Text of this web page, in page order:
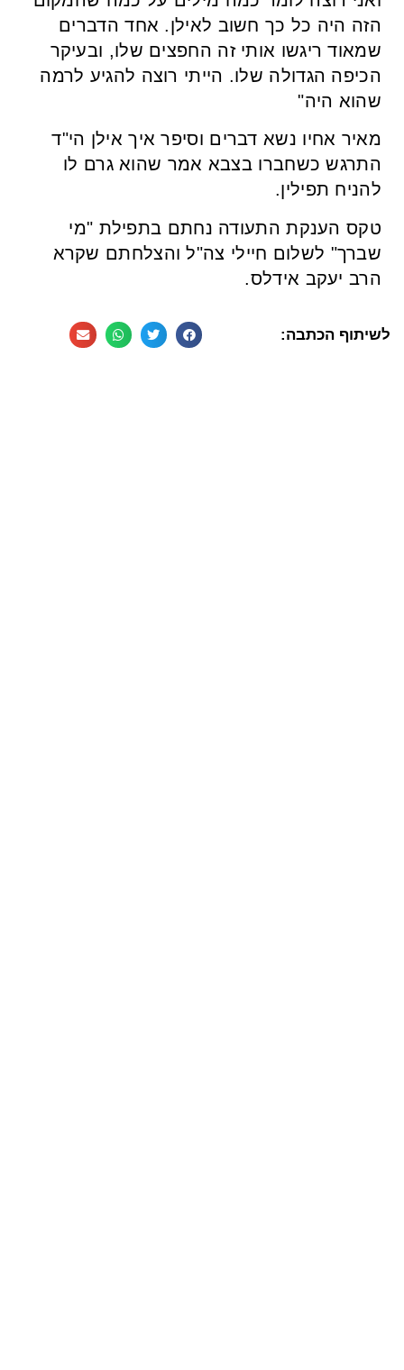
הזה היה כל כך חשוב לאילן. אחד הדברים
שמאוד ריגשו אותי זה החפצים שלו, ובעיקר
הכיפה הגדולה שלו. הייתי רוצה להגיע לרמה
שהוא היה"
מאיר אחיו נשא דברים וסיפר איך אילן הי"ד
התרגש כשחברו בצבא אמר שהוא גרם לו
להניח תפילין.
טקס הענקת התעודה נחתם בתפילת "מי
שברך" לשלום חיילי צה"ל והצלחתם שקרא
הרב יעקב אידלס.
לשיתוף הכתבה: